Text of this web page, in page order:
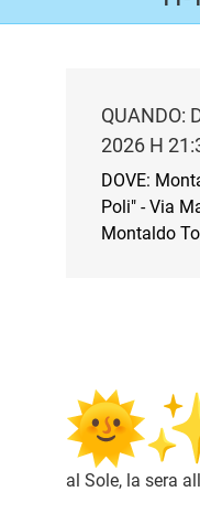
QUANDO:
2026 H
DOVE:
Poli" - Via
Montaldo
al Sole, la sera